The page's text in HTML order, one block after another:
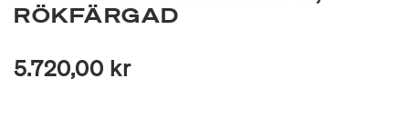
RÖKFÄRGAD
5.720,00 kr